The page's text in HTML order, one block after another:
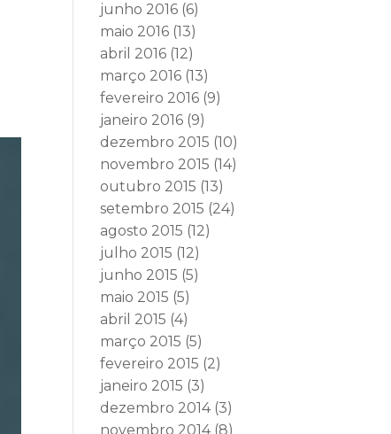
junho 2016 (6)
maio 2016 (13)
abril 2016 (12)
março 2016 (13)
fevereiro 2016 (9)
janeiro 2016 (9)
dezembro 2015 (10)
novembro 2015 (14)
outubro 2015 (13)
setembro 2015 (24)
agosto 2015 (12)
julho 2015 (12)
junho 2015 (5)
maio 2015 (5)
abril 2015 (4)
março 2015 (5)
fevereiro 2015 (2)
janeiro 2015 (3)
dezembro 2014(3)
novembro 2014(8)